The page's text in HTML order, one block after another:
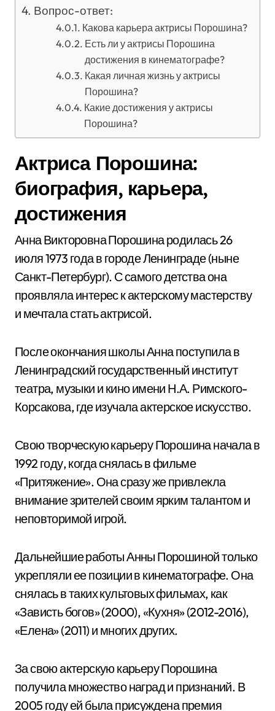
Вопрос-ответ:
Какова карьера актрисы Порошина?
Есть ли у актрисы Порошина
достижения в кинематографе?
Какая личная жизнь у актрисы
Порошина?
Какие достижения у актрисы
Порошина?
Актриса Порошина:
биография, карьера,
достижения
Анна Викторовна Порошина родилась 26
июля 1973 года в городе Ленинграде (ныне
Санкт-Петербург). С самого детства она
проявляла интерес к актерскому мастерству
и мечтала стать актрисой.
После окончания школы Анна поступила в
Ленинградский государственный институт
театра, музыки и кино имени Н.А. Римского-
Корсакова, где изучала актерское искусство.
Свою творческую карьеру Порошина начала в
1992 году, когда снялась в фильме
«Притяжение». Она сразу же привлекла
внимание зрителей своим ярким талантом и
неповторимой игрой.
Дальнейшие работы Анны Порошиной только
укрепляли ее позиции в кинематографе. Она
снялась в таких культовых фильмах, как
«Зависть богов» (2000), «Кухня» (2012-2016),
«Елена» (2011) и многих других.
За свою актерскую карьеру Порошина
получила множество наград и признаний. В
2005 году ей была присуждена премия